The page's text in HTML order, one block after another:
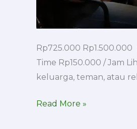
Rp725.000
Time Rp150.000 / Jam
keluarga, teman, atau
Read More »